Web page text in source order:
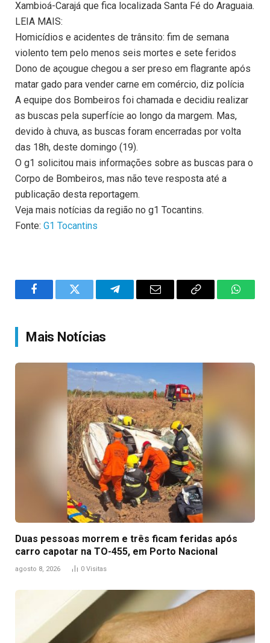
Xambioá-Carajá que fica localizada Santa Fé do Araguaia.
LEIA MAIS:
Homicídios e acidentes de trânsito: fim de semana
violento tem pelo menos seis mortes e sete feridos
Dono de açougue chegou a ser preso em flagrante após
matar gado para vender carne em comércio, diz polícia
A equipe dos Bombeiros foi chamada e decidiu realizar
as buscas pela superfície ao longo da margem. Mas,
devido à chuva, as buscas foram encerradas por volta
das 18h, deste domingo (19).
O g1 solicitou mais informações sobre as buscas para o
Corpo de Bombeiros, mas não teve resposta até a
publicação desta reportagem.
Veja mais notícias da região no g1 Tocantins.
Fonte: G1 Tocantins
FacebookTwitter TelegramEmail
Copy
Mais Notícias
Duas pessoas morrem e três ficam feridas após
carro capotar na TO-455, em Porto Nacional
agosto 8, 2026 0 Visitas